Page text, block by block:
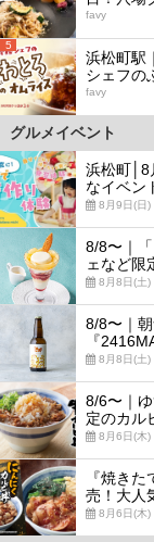
favy
5
浜松町駅
シェフの
favy
グルメイベント
浜松町│8
なイベン
8月9日(日)
8/8〜｜
ェなど限
8月8日(土)
8/8〜｜
『
8月8日(土)
8/6〜｜
定のカル
8月6日(木)
『焼き
売！大人
8月6日(木)